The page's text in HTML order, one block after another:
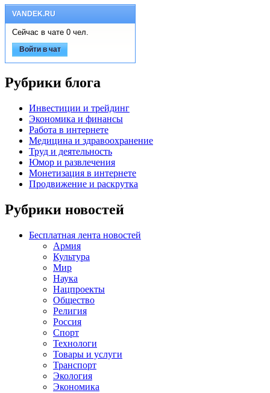
VANDEK.RU
Сейчас в чате 0 чел.
Войти в чат
Рубрики блога
Инвестиции и трейдинг
Экономика и финансы
Работа в интернете
Медицина и здравоохранение
Труд и деятельность
Юмор и развлечения
Монетизация в интернете
Продвижение и раскрутка
Рубрики новостей
Бесплатная лента новостей
Армия
Культура
Мир
Наука
Нацпроекты
Общество
Религия
Россия
Спорт
Технологи
Товары и услуги
Транспорт
Экология
Экономика